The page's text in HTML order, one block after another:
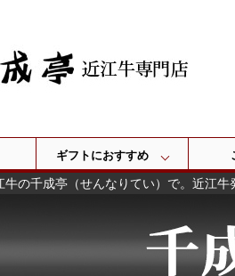
ギフトにおすすめ
牛の千成亭（せんなりてい）で。近江